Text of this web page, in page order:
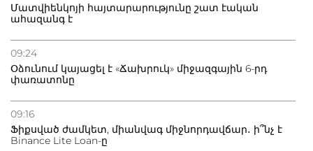
Մատվիենկոյի հայտարարությունը շատ էական
ահազանգ է
09:24
Օձունում կայացել է «Ճախրուկ» միջազգային 6-րդ
փառատոնը
09:16
Ֆիքսված ժամկետ, միանվագ միջնորդավճար․ ի՞նչ է
Binance Lite Loan-ը